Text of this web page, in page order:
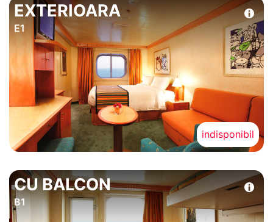
EXTERIOARA
E1
indisponibil
CU BALCON
B1